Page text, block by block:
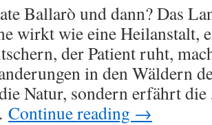
Ballarò und dann? Das
wirkt wie eine Heilanstalt,
der Patient ruht,
in den Wäldern
Natur, sondern erfährt die
Continue reading →